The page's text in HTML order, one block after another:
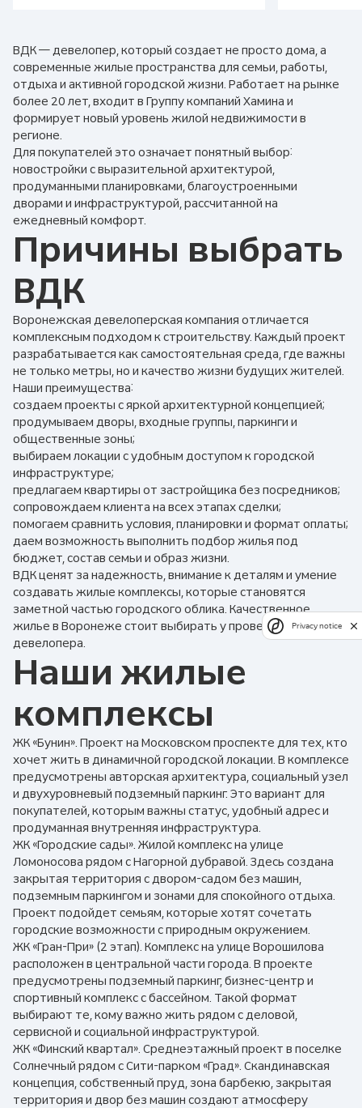
ВДК — девелопер, который создает не просто дома, а
современные жилые пространства для семьи, работы,
отдыха и активной городской жизни. Работает на рынке
более 20 лет, входит в Группу компаний Хамина и
формирует новый уровень жилой недвижимости в
регионе.
Для покупателей это означает понятный выбор:
новостройки с выразительной архитектурой,
продуманными планировками, благоустроенными
дворами и инфраструктурой, рассчитанной на
ежедневный комфорт.
Причины выбрать
ВДК
Воронежская девелоперская компания отличается
комплексным подходом к строительству. Каждый проект
разрабатывается как самостоятельная среда, где важны
не только метры, но и качество жизни будущих жителей.
Наши преимущества:
создаем проекты с яркой архитектурной концепцией;
продумываем дворы, входные группы, паркинги и
общественные зоны;
выбираем локации с удобным доступом к городской
инфраструктуре;
предлагаем квартиры от застройщика без посредников;
сопровождаем клиента на всех этапах сделки;
помогаем сравнить условия, планировки и формат оплаты;
даем возможность выполнить подбор жилья под
бюджет, состав семьи и образ жизни.
ВДК ценят за надежность, внимание к деталям и умение
создавать жилые комплексы, которые становятся
заметной частью городского облика. Качественное
жилье в Воронеже стоит выбирать у проверенного
девелопера.
Наши жилые
комплексы
ЖК «Бунин». Проект на Московском проспекте для тех, кто
хочет жить в динамичной городской локации. В комплексе
предусмотрены авторская архитектура, социальный узел
и двухуровневый подземный паркинг. Это вариант для
покупателей, которым важны статус, удобный адрес и
продуманная внутренняя инфраструктура.
ЖК «Городские сады». Жилой комплекс на улице
Ломоносова рядом с Нагорной дубравой. Здесь создана
закрытая территория с двором-садом без машин,
подземным паркингом и зонами для спокойного отдыха.
Проект подойдет семьям, которые хотят сочетать
городские возможности с природным окружением.
ЖК «Гран-При» (2 этап). Комплекс на улице Ворошилова
расположен в центральной части города. В проекте
предусмотрены подземный паркинг, бизнес-центр и
спортивный комплекс с бассейном. Такой формат
выбирают те, кому важно жить рядом с деловой,
сервисной и социальной инфраструктурой.
ЖК «Финский квартал». Среднеэтажный проект в поселке
Солнечный рядом с Сити-парком «Град». Скандинавская
концепция, собственный пруд, зона барбекю, закрытая
территория и двор без машин создают атмосферу
Privacy notice